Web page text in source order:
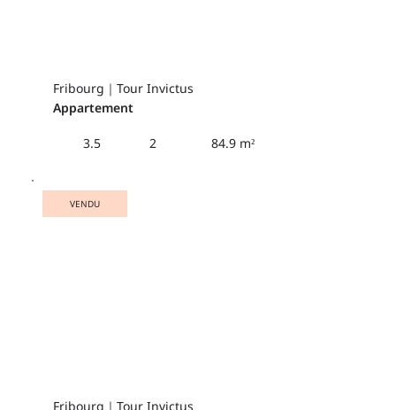
Fribourg｜Tour Invictus
Appartement
3.5 2 84.9 m²
VENDU
Fribourg｜Tour Invictus